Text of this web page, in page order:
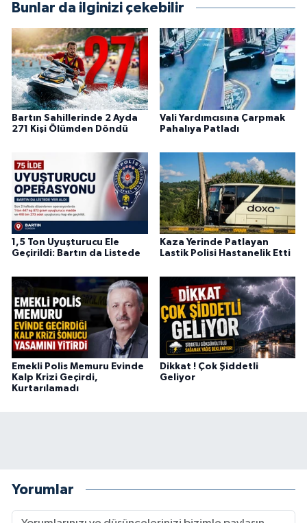
Bunlar da ilginizi çekebilir
Bartın Sahillerinde 2 Ayda
271 Kişi Ölümden Döndü
Vali Yardımcısına Çarpmak
Pahalıya Patladı
1,5 Ton Uyuşturucu Ele
Geçirildi: Bartın da Listede
Kaza Yerinde Patlayan
Lastik Polisi Hastanelik Etti
Emekli Polis Memuru Evinde
Kalp Krizi Geçirdi,
Kurtarılamadı
Dikkat ! Çok Şiddetli
Geliyor
Yorumlar